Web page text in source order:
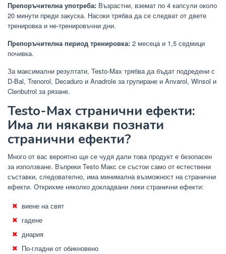
Препоръчителна употреба: Възрастни, вземат по 4 капсули около
20 минути преди закуска. Насоки трябва да се следват от двете
тренировка и не-тренировъчни дни.
Препоръчителна период тренировка: 2 месеца и 1,5 седмици
почивка.
За максимални резултати, Testo-Max трябва да бъдат подредени с
D-Bal, Trenorol, Decaduro и Anadrole за групиране и Anvarol, Winsol и
Clenbutrol за рязане.
Testo-Max странични ефекти:
Има ли някакви познати
странични ефекти?
Много от вас вероятно ще се чудя дали това продукт е безопасен
за използване. Въпреки Testo Макс се състои само от естествени
съставки, следователно, има минимална възможност на странични
ефекти. Открихме няколко докладвани леки странични ефекти:
виене на свят
гадене
диария
По-гладни от обикновено